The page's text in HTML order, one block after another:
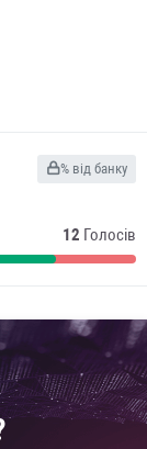
% від банку
12 Голосів